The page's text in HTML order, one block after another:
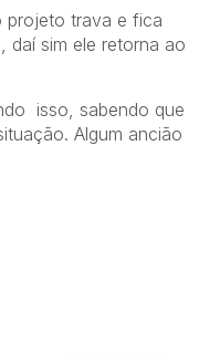
projeto trava e fica
daí sim ele retorna ao
isso, sabendo que
Algum ancião